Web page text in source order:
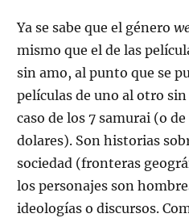
Ya se sabe que el género
mismo que el de las
sin amo, al punto que se
películas de uno al otro
caso de los 7 samurai (o
dolares). Son historias
sociedad (fronteras
los personajes son
ideologías o discursos.